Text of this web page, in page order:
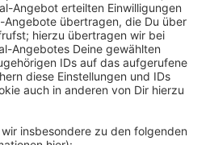
machte ihm
Für den Fall eines
die Strafe von sechs auf vier
Nach kurzer Bedenkzeit
Er gab zu, von seiner
Hotels und Autohäusern
Noch am Vormittag soll der